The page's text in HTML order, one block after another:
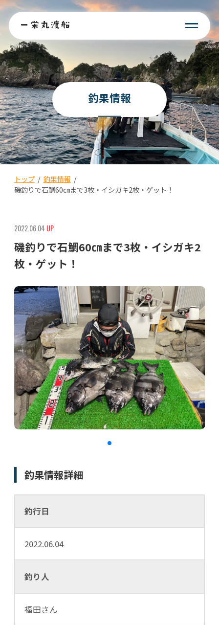
釣果情報
トップ/ 釣果情報 /
磯釣りで石鯛60㎝まで3枚・イシガキ2枚・ゲット！
2022.06.04 UP
磯釣りで石鯛60㎝まで3枚・イシガキ2
枚・ゲット！
釣果情報詳細
釣行日
2022.06.04
釣り人
福田さん